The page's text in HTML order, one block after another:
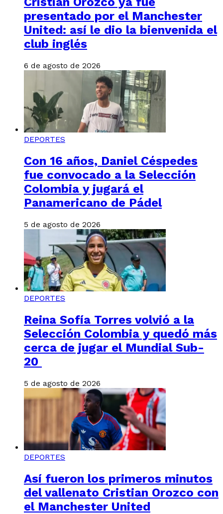
presentado por el Manchester
United: así le dio la bienvenida el
club inglés
6 de agosto de 2026
DEPORTES
Con 16 años, Daniel Céspedes
fue convocado a la Selección
Colombia y jugará el
Panamericano de Pádel
5 de agosto de 2026
DEPORTES
Reina Sofía Torres volvió a la
Selección Colombia y quedó más
cerca de jugar el Mundial Sub-
20
5 de agosto de 2026
DEPORTES
Así fueron los primeros minutos
del vallenato Cristian Orozco con
el Manchester United